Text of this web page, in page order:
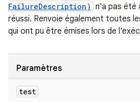
FailureDescription) n'a pas été
réussi. Renvoie également toutes
qui ont pu être émises lors de
Paramètres
test